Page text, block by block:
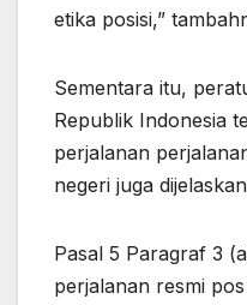
etika posisi,”
Sementara itu,
Republik Indonesia
perjalanan
negeri juga
Pasal 5 Paragraf 3
perjalanan resmi